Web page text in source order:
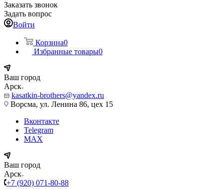
Заказать звонок
Задать вопрос
Войти
Корзина0
Избранные товары0
Ваш город
Арск
kasatkin-brothers@yandex.ru
Ворсма, ул. Ленина 86, цех 15
Вконтакте
Telegram
MAX
Ваш город
Арск
+7 (920) 071-80-88